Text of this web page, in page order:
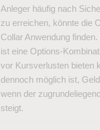
Anleger häufig nach
zu erreichen, könnte die
Collar Anwendung finden.
ist eine Options-
vor Kursverlusten bieten
dennoch möglich ist,
wenn der
steigt.